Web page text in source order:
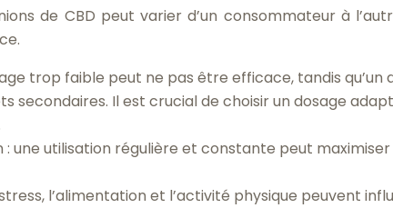
de CBD peut varier d’un consommateur à
trop faible peut ne pas être efficace, tandis qu’un
secondaires. Il est crucial de choisir un dosage
: une utilisation régulière et constante peut
l’alimentation et l’activité physique peuvent